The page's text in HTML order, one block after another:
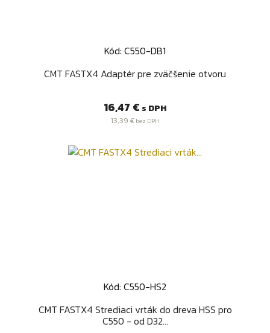
Kód: C550-DB1
CMT FASTX4 Adaptér pre zväčšenie otvoru
Cena
16,47 € s DPH
13,39 € bez DPH
Kód: C550-HS2
CMT FASTX4 Strediaci vrták do dreva HSS pro
C550 - od D32...